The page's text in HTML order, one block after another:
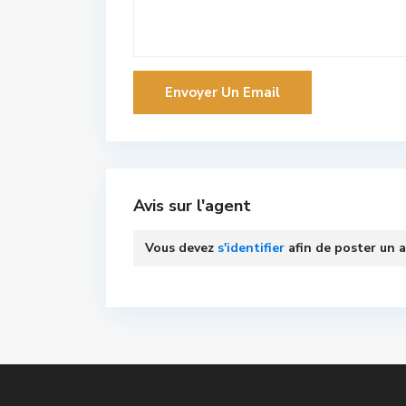
Avis sur l'agent
Vous devez s'identifier afin de poster un